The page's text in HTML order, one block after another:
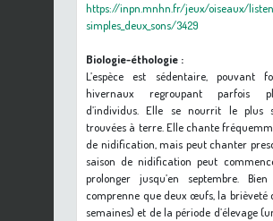
https://inpn.mnhn.fr/jeux/oiseaux/listen/
simples_deux_sons/3429
Biologie-éthologie :
L’espèce est sédentaire, pouvant
hivernaux regroupant parfois
d’individus. Elle se nourrit le plus
trouvées à terre. Elle chante
de nidification, mais peut chanter
saison de nidification peut
prolonger jusqu’en septembre.
comprenne que deux œufs, la brièveté
semaines) et de la période d’élevage